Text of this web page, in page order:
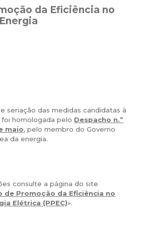
da Eficiência no
seriação das medidas candidatas à
foi homologada pelo Despacho n.º
maio, pelo membro do Governo
da energia.
consulte a página do site
de Promoção da Eficiência no
Elétrica (PPEC)».